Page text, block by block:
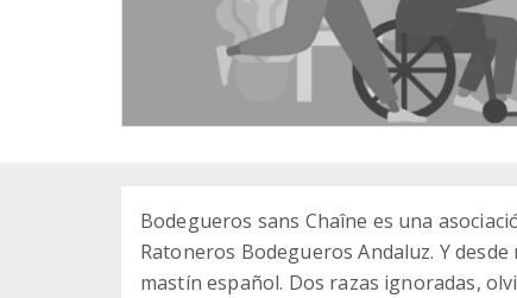
Bodegueros sans Chaîne es una
Ratoneros Bodegueros Andaluz. Y
mastín español. Dos razas ignoradas,